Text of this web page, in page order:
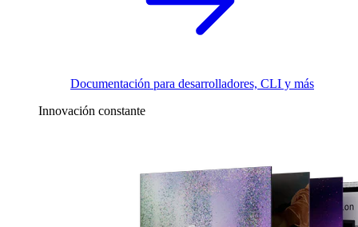
Documentación para desarrolladores, CLI y más
Innovación constante